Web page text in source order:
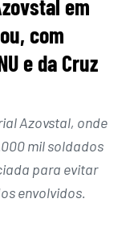
em
com
e da Cruz
Azovstal, onde
mil soldados
para evitar
envolvidos.